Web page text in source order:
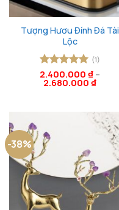
Tượng Hươu Đính Đá Tài
Lộc
Được xếp
hạng55
(1)
2.400.000 ₫ –
2.680.000 ₫
-38%